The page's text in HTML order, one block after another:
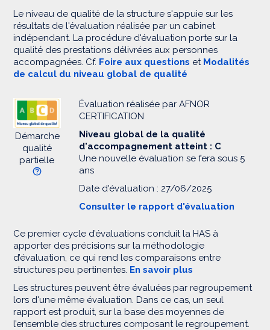
Le niveau de qualité de la structure s'appuie sur les
résultats de l'évaluation réalisée par un cabinet
indépendant. La procédure d'évaluation porte sur la
qualité des prestations délivrées aux personnes
accompagnées. Cf. Foire aux questions et Modalités
de calcul du niveau global de qualité
Démarche
qualité
partielle
Évaluation réalisée par AFNOR
CERTIFICATION
Niveau global de la qualité
d'accompagnement atteint : C
Une nouvelle évaluation se fera sous 5
ans
Date d'évaluation : 27/06/2025
Consulter le rapport d'évaluation
Ce premier cycle d’évaluations conduit la HAS à
apporter des précisions sur la méthodologie
d’évaluation, ce qui rend les comparaisons entre
structures peu pertinentes. En savoir plus
Les structures peuvent être évaluées par regroupement
lors d'une même évaluation. Dans ce cas, un seul
rapport est produit, sur la base des moyennes de
l’ensemble des structures composant le regroupement.